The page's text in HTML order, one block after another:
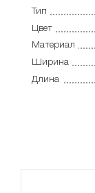
Тип
Цвет
Материал
Ширина
Длина